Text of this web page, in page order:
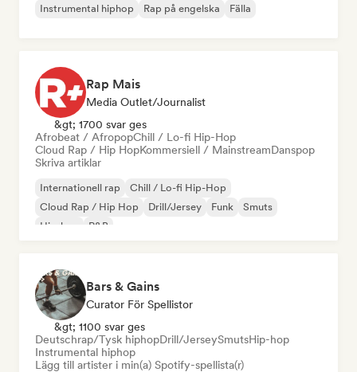
Instrumental hiphop Rap på engelska Fälla
Rap Mais
Media Outlet/Journalist
&gt; 1700 svar ges
Afrobeat / AfropopChill / Lo-fi Hip-Hop
Cloud Rap / Hip HopKommersiell / MainstreamDanspop
Skriva artiklar
Internationell rap
Chill / Lo-fi Hip-Hop
Cloud Rap / Hip Hop
Drill/Jersey Funk
Smuts
Hip-hop
R&B
Bars & Gains
Curator För Spellistor
&gt; 1100 svar ges
Deutschrap/Tysk hiphopDrill/JerseySmutsHip-hop
Instrumental hiphop
Lägg till artister i min(a) Spotify-spellista(r)